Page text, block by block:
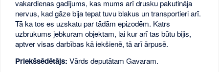
vakardienas gadījums, kas mums arī drusku pakutināja
nervus, kad gāze bija tepat tuvu blakus un transportieri arī.
Tā ka tos es uzskatu par tādām epizodēm. Katrs
uzbrukums jebkuram objektam, lai kur arī tas būtu bijis,
aptver visas darbības kā iekšienē, tā arī ārpusē.
Priekšsēdētājs: Vārds deputātam Gavaram.